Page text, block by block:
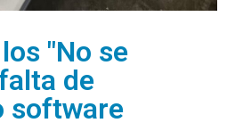
"No se
de
software